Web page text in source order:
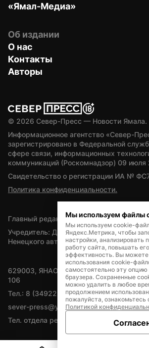
«Ямал-Медиа»
Об издании
О нас
Контакты
Авторы
© 2026 Север-Пресс — Новости Ямала.
Информационное агентство «Север-
зарегистрировано в Федеральной
сфере связи, информационных
коммуникаций (Роскомнадзор) 09 июля
Свидетельство о регистрации ИА №
Политика конфиденциальности.
Главный редактор — А.Л. Поздеев
Учредитель: Департамент внутренней
Ненецкого автономного округа
629003, ЯНАО, Салехард, мкр. Богдана
106
Тел.: 8 (34922) 71262
sever-press@yamal-media.ru
Тел. отдела рекламы: 8 (34922) 42728
Мы используем файлы
Мы используем cookie-
Яндекс.Метрика, чтобы
настройки, анализировать
работу сайта, повышать его
эффективность. Вы можете
использования cookie-
самостоятельно эту опцию
браузера. Сохраненные
можно удалить в любое
продолжением
пожалуйста, ознакомьтесь
Политикой